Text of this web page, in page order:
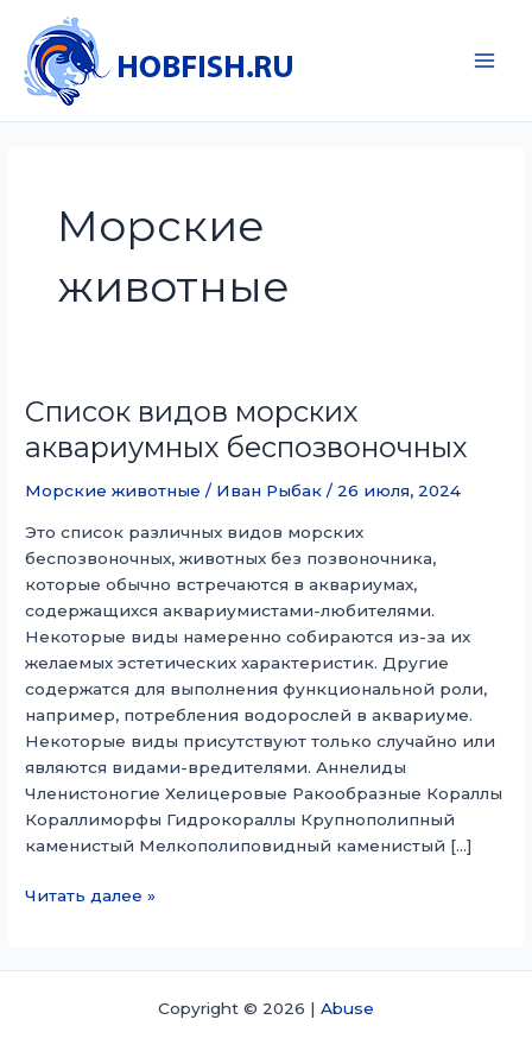
содержимому
Морские
животные
Список видов морских
аквариумных беспозвоночных
Морские животные / Иван Рыбак/ 26 июля, 2024
Это список различных видов морских
беспозвоночных, животных без позвоночника,
которые обычно встречаются в аквариумах,
содержащихся аквариумистами-любителями.
Некоторые виды намеренно собираются из-за их
желаемых эстетических характеристик. Другие
содержатся для выполнения функциональной роли,
например, потребления водорослей в аквариуме.
Некоторые виды присутствуют только случайно или
являются видами-вредителями. Аннелиды
Членистоногие Хелицеровые Ракообразные Кораллы
Кораллиморфы Гидрокораллы Крупнополипный
каменистый Мелкополиповидный каменистый […]
Список
аквариумных
беспозвоночных
Читать далее »
Copyright © 2026 | Abuse